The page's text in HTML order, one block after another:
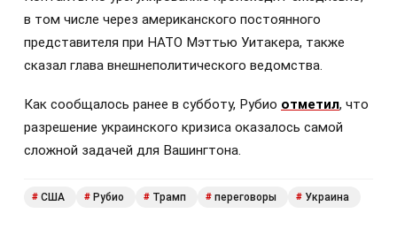
в том числе через американского постоянного
представителя при НАТО Мэттью Уитакера, также
сказал глава внешнеполитического ведомства.
Как сообщалось ранее в субботу, Рубио отметил, что
разрешение украинского кризиса оказалось самой
сложной задачей для Вашингтона.
# США # Рубио # Трамп # переговоры # Украина